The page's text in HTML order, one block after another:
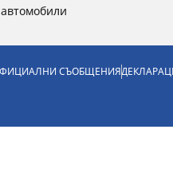
СЪОБЩЕНИЯ